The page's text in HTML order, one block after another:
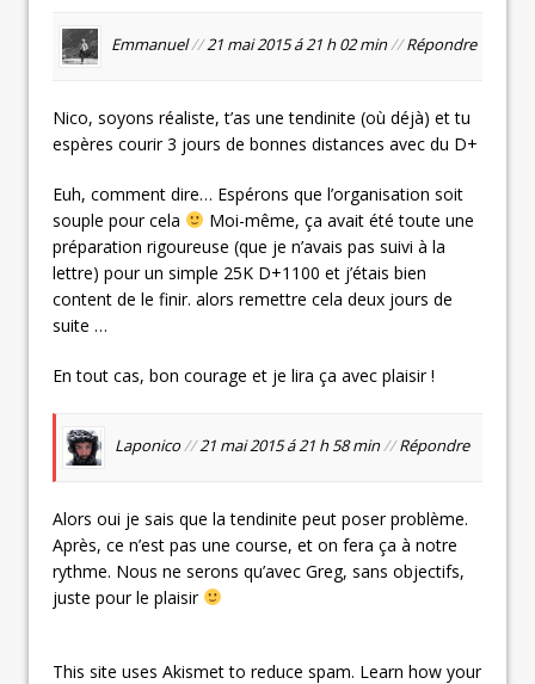
Emmanuel//21 mai 2015 á 21 h 02 min//Répondre
Nico, soyons réaliste, t’as une tendinite (où déjà) et tu
espères courir 3 jours de bonnes distances avec du D+
Euh, comment dire… Espérons que l’organisation soit
souple pour cela
Moi-même, ça avait été toute une
préparation rigoureuse (que je n’avais pas suivi à la
lettre) pour un simple 25K D+1100 et j’étais bien
content de le finir. alors remettre cela deux jours de
suite …
En tout cas, bon courage et je lira ça avec plaisir !
Laponico//21 mai 2015 á 21 h 58 min//Répondre
Alors oui je sais que la tendinite peut poser problème.
Après, ce n’est pas une course, et on fera ça à notre
rythme. Nous ne serons qu’avec Greg, sans objectifs,
juste pour le plaisir
This site uses Akismet to reduce spam. Learn how your